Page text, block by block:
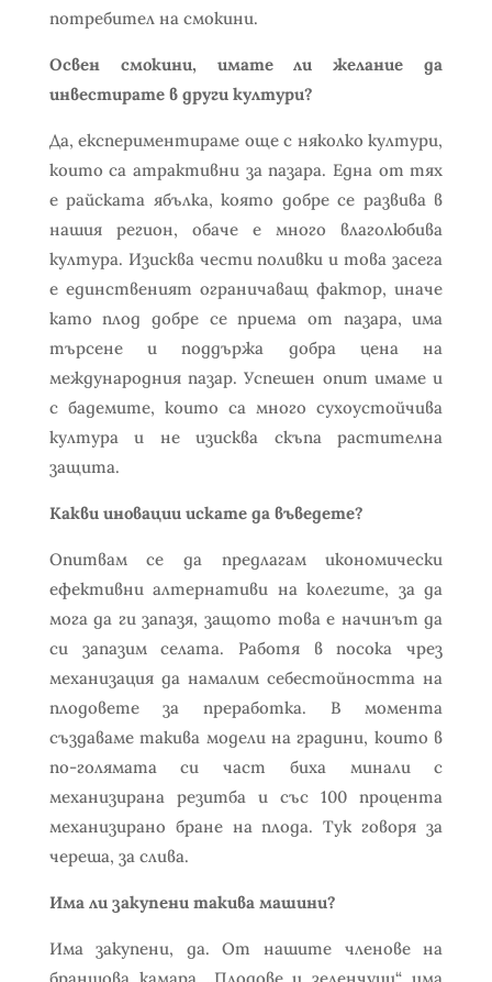
потребител на смокини.
Освен смокини, имате ли желание да
инвестирате в други култури?
Да, експериментираме още с няколко култури,
които са атрактивни за пазара. Една от тях
е райската ябълка, която добре се развива в
нашия регион, обаче е много влаголюбива
култура. Изисква чести поливки и това засега
е единственият ограничаващ фактор, иначе
като плод добре се приема от пазара, има
търсене и поддържа добра цена на
международния пазар. Успешен опит имаме и
с бадемите, които са много сухоустойчива
култура и не изисква скъпа растителна
защита.
Какви иновации искате да въведете?
Опитвам се да предлагам икономически
ефективни алтернативи на колегите, за да
мога да ги запазя, защото това е начинът да
си запазим селата. Работя в посока чрез
механизация да намалим себестойността на
плодовете за преработка. В момента
създаваме такива модели на градини, които в
по-голямата си част биха минали с
механизирана резитба и със 100 процента
механизирано бране на плода. Тук говоря за
череша, за слива.
Има ли закупени такива машини?
Има закупени, да. От нашите членове на